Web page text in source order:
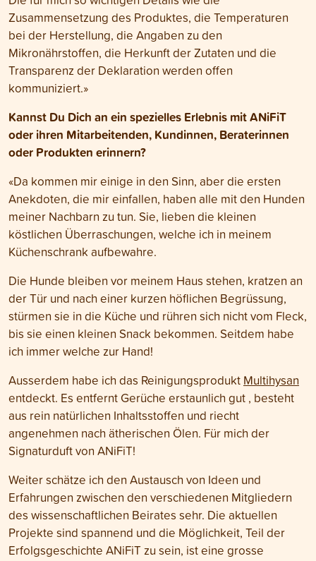
Zusammensetzung des Produktes, die Temperaturen
bei der Herstellung, die Angaben zu den
Mikronährstoffen, die Herkunft der Zutaten und die
Transparenz der Deklaration werden offen
kommuniziert.»
Kannst Du Dich an ein spezielles Erlebnis mit ANiFiT
oder ihren Mitarbeitenden, Kundinnen, Beraterinnen
oder Produkten erinnern?
«Da kommen mir einige in den Sinn, aber die ersten
Anekdoten, die mir einfallen, haben alle mit den Hunden
meiner Nachbarn zu tun. Sie, lieben die kleinen
köstlichen Überraschungen, welche ich in meinem
Küchenschrank aufbewahre.
Die Hunde bleiben vor meinem Haus stehen, kratzen an
der Tür und nach einer kurzen höflichen Begrüssung,
stürmen sie in die Küche und rühren sich nicht vom Fleck,
bis sie einen kleinen Snack bekommen. Seitdem habe
ich immer welche zur Hand!
Ausserdem habe ich das Reinigungsprodukt Multihysan
entdeckt. Es entfernt Gerüche erstaunlich gut , besteht
aus rein natürlichen Inhaltsstoffen und riecht
angenehmen nach ätherischen Ölen. Für mich der
Signaturduft von ANiFiT!
Weiter schätze ich den Austausch von Ideen und
Erfahrungen zwischen den verschiedenen Mitgliedern
des wissenschaftlichen Beirates sehr. Die aktuellen
Projekte sind spannend und die Möglichkeit, Teil der
Erfolgsgeschichte ANiFiT zu sein, ist eine grosse